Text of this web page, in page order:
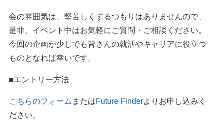
会の雰囲気は、堅苦しくするつもりはありませんので、
是非、イベント中はお気軽にご質問・ご相談ください。
今回の企画が少しでも皆さんの就活やキャリアに役立つ
ものとなれば幸いです。
■エントリー方法
こちらのフォーム またはFuture Finderよりお申し込みく
ださい。